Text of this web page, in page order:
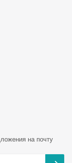
на почту